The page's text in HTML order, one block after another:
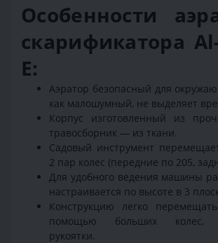
Особенности
скарификатора
E:
Аэратор безопасный для
как малошумный, не выделяет
Корпус изготовленный из
травосборник — из ткани.
Садовый инструмент
2 пар колес (передние по 205,
Для удобного ведения машины
настраивается по высоте в 3
Конструкцию легко
помощью больших колес,
рукоятки.